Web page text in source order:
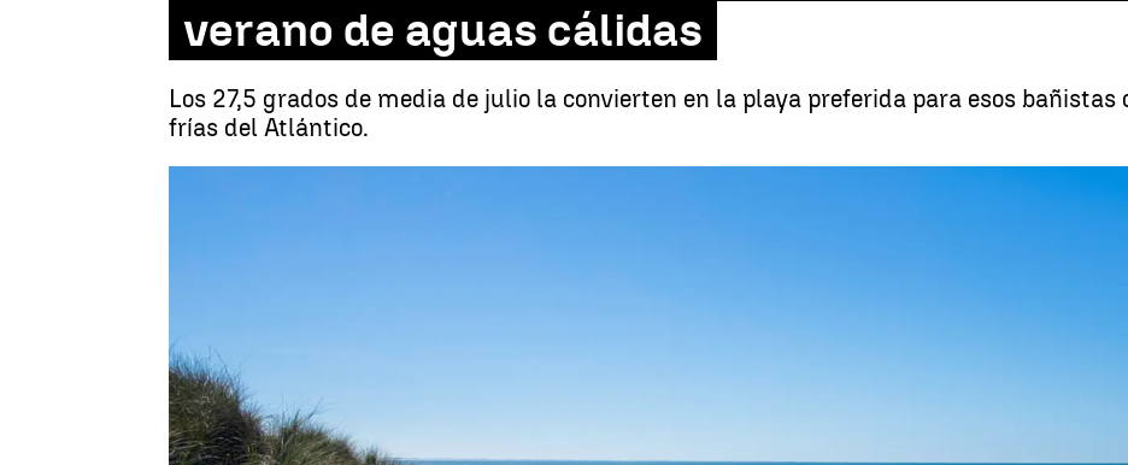
verano de aguas cálidas
Los 27,5 grados de media de julio la convierten en la playa preferida para esos
frías del Atlántico.